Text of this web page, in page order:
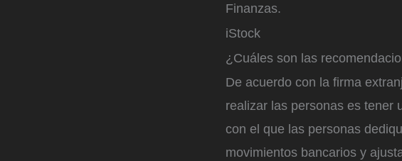
Finanzas.
iStock
¿Cuáles son las
De acuerdo con la firma
realizar las personas es tener
con el que las personas
movimientos bancarios y